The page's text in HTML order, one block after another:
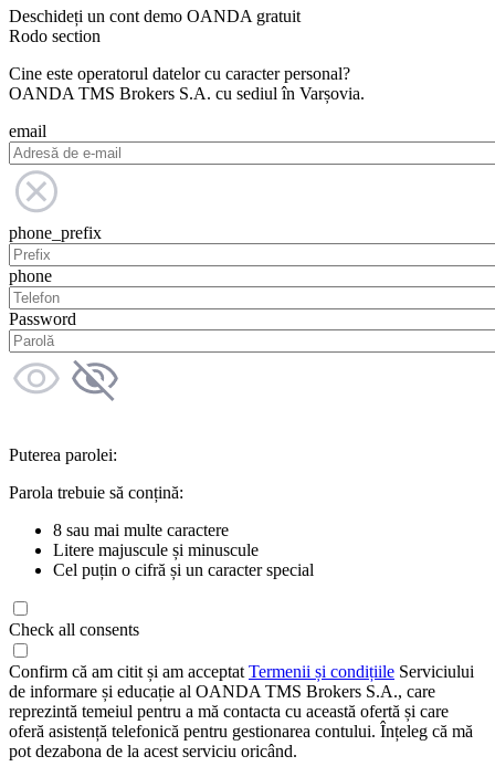
Deschideți un cont demo OANDA gratuit
Rodo section
Cine este operatorul datelor cu caracter personal?
OANDA TMS Brokers S.A. cu sediul în Varșovia.
email
phone_prefix
phone
Password
Puterea parolei:
Parola trebuie să conțină:
8 sau mai multe caractere
Litere majuscule și minuscule
Cel puțin o cifră și un caracter special
Check all consents
Confirm că am citit și am acceptat Termenii și condițiile Serviciului
de informare și educație al OANDA TMS Brokers S.A., care
reprezintă temeiul pentru a mă contacta cu această ofertă și care
oferă asistență telefonică pentru gestionarea contului. Înțeleg că mă
pot dezabona de la acest serviciu oricând.